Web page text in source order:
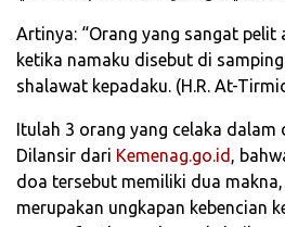
Artinya: “Orang yang sangat pelit
ketika namaku disebut di
shalawat kepadaku. (H.R. At-
Itulah 3 orang yang celaka
Dilansir dari Kemenag.go.id ,
doa tersebut memiliki dua
merupakan ungkapan kebencian